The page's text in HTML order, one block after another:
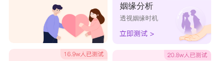
姻缘分析
透视姻缘时机